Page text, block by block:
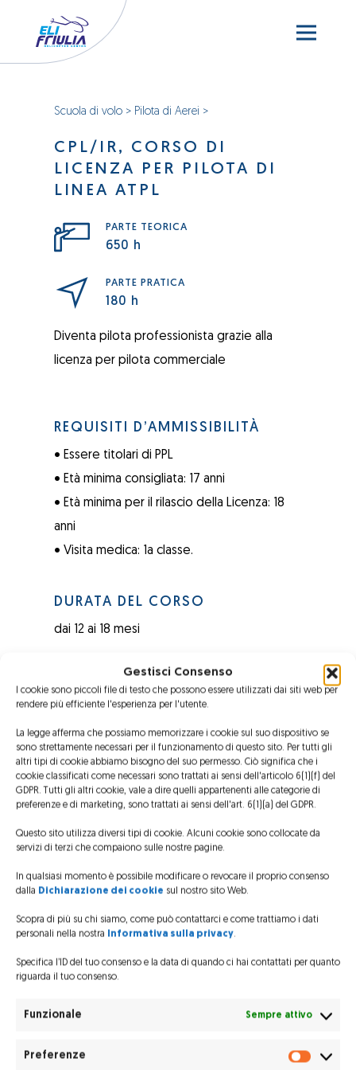
Gestisci Consenso
I cookie sono piccoli file di testo che possono essere utilizzati dai siti web per
rendere più efficiente l'esperienza per l'utente.
La legge afferma che possiamo memorizzare i cookie sul suo dispositivo se
sono strettamente necessari per il funzionamento di questo sito. Per tutti gli
altri tipi di cookie abbiamo bisogno del suo permesso. Ciò significa che i
cookie classificati come necessari sono trattati ai sensi dell'articolo 6(1)(f) del
GDPR. Tutti gli altri cookie, vale a dire quelli appartenenti alle categorie di
preferenze e di marketing, sono trattati ai sensi dell'art. 6(1)(a) del GDPR.
Questo sito utilizza diversi tipi di cookie. Alcuni cookie sono collocate da
servizi di terzi che compaiono sulle nostre pagine.
In qualsiasi momento è possibile modificare o revocare il proprio consenso
dalla Dichiarazione dei cookie sul nostro sito Web.
Scopra di più su chi siamo, come può contattarci e come trattiamo i dati
personali nella nostra Informativa sulla privacy.
Specifica l’ID del tuo consenso e la data di quando ci hai contattati per quanto
riguarda il tuo consenso.
Funzionale Sempre attivo
Preferenze
Scuola di volo > Pilota di Aerei >
CPL/IR, CORSO DI
LICENZA PER PILOTA DI
LINEA ATPL
PARTE TEORICA
650 h
PARTE PRATICA
180 h
Diventa pilota professionista grazie alla
licenza per pilota commerciale
REQUISITI D’AMMISSIBILITÀ
• Essere titolari di PPL
• Età minima consigliata: 17 anni
• Età minima per il rilascio della Licenza: 18
anni
• Visita medica: 1a classe.
DURATA DEL CORSO
dai 12 ai 18 mesi
180 ore di volo istruzionali.
Preparati per
pilota
intraprendere una
carriera
ESAME PRATICO
c/o Elifriulia con commissione ENAC.
PARTE TEORICA